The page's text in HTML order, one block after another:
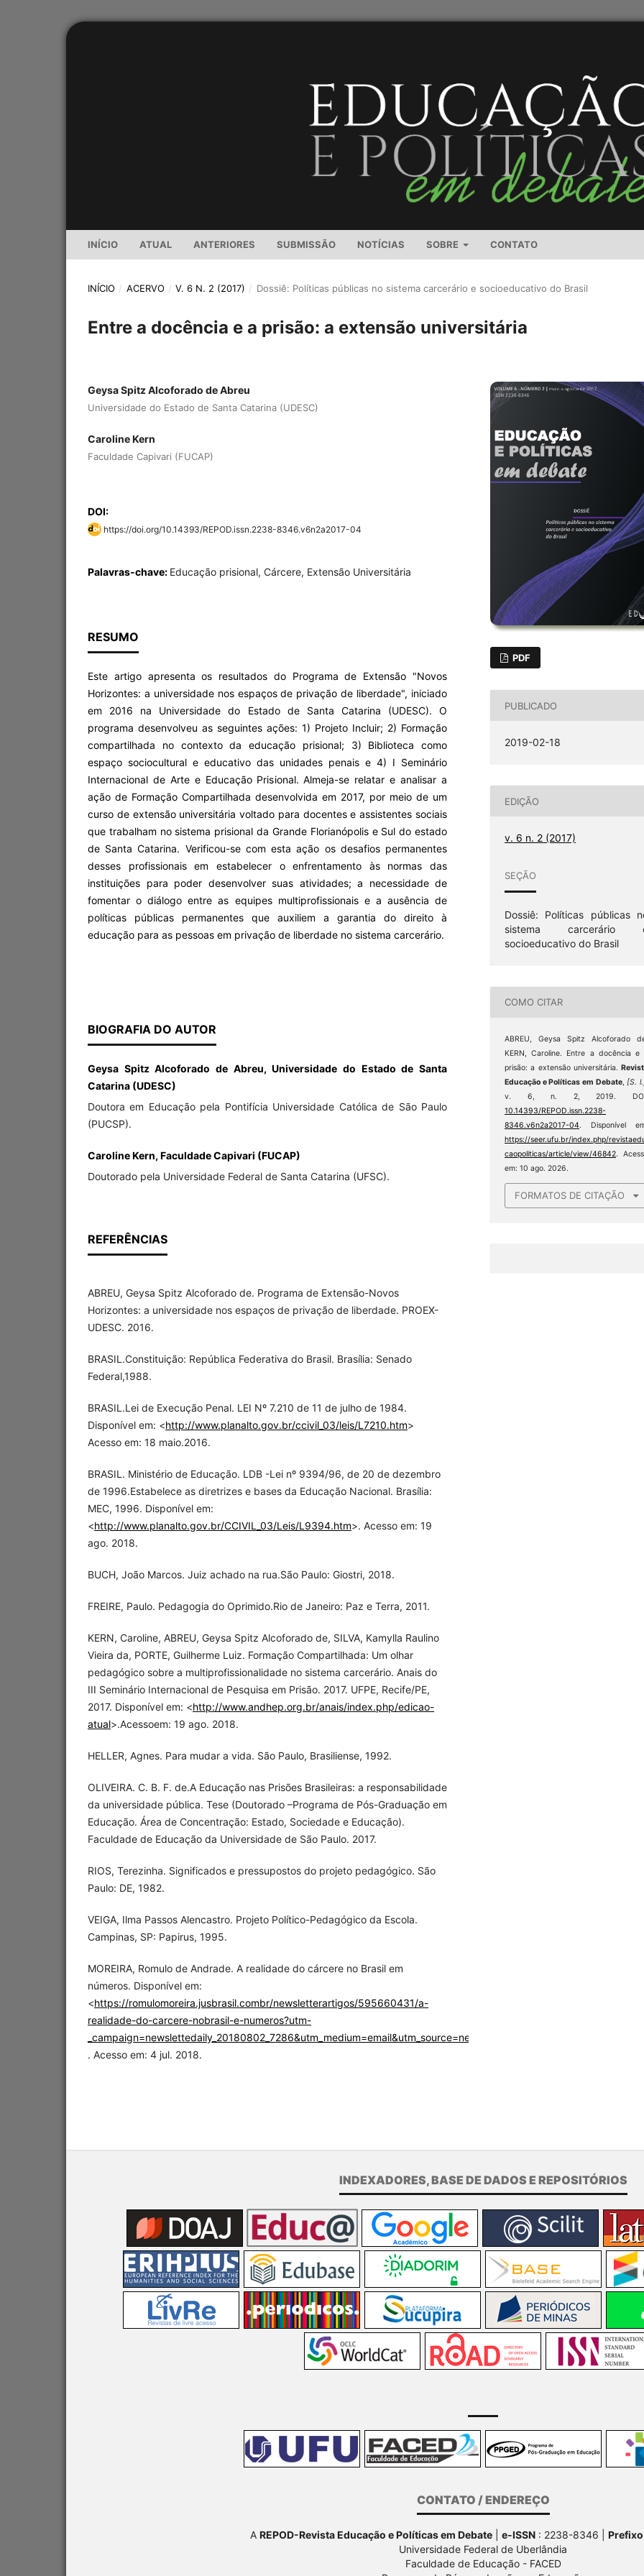
INÍCIO ATUAL ANTERIORES SUBMISSÃO NOTÍCIAS SOBRE CONTATO
INÍCIO / ACERVO / V. 6 N. 2 (2017) / Dossiê: Políticas públicas no sistema carcerário e socioeducativo do Brasil
Entre a docência e a prisão: a extensão universitária
Geysa Spitz Alcoforado de Abreu
Universidade do Estado de Santa Catarina (UDESC)
Caroline Kern
Faculdade Capivari (FUCAP)
DOI:
https://doi.org/10.14393/REPOD.issn.2238-8346.v6n2a2017-04
Palavras-chave: Educação prisional, Cárcere, Extensão Universitária
RESUMO
Este artigo apresenta os resultados do Programa de Extensão "Novos
Horizontes: a universidade nos espaços de privação de liberdade", iniciado
em 2016 na Universidade do Estado de Santa Catarina (UDESC). O
programa desenvolveu as seguintes ações: 1) Projeto Incluir; 2) Formação
compartilhada no contexto da educação prisional; 3) Biblioteca como
espaço sociocultural e educativo das unidades penais e 4) I Seminário
Internacional de Arte e Educação Prisional. Almeja-se relatar e analisar a
ação de Formação Compartilhada desenvolvida em 2017, por meio de um
curso de extensão universitária voltado para docentes e assistentes sociais
que trabalham no sistema prisional da Grande Florianópolis e Sul do estado
de Santa Catarina. Verificou-se com esta ação os desafios permanentes
desses profissionais em estabelecer o enfrentamento às normas das
instituições para poder desenvolver suas atividades; a necessidade de
fomentar o diálogo entre as equipes multiprofissionais e a ausência de
políticas públicas permanentes que auxiliem a garantia do direito à
educação para as pessoas em privação de liberdade no sistema carcerário.
BIOGRAFIA DO AUTOR
Geysa Spitz Alcoforado de Abreu, Universidade do Estado de Santa
Catarina (UDESC)
Doutora em Educação pela Pontifícia Universidade Católica de São Paulo
(PUCSP).
Caroline Kern, Faculdade Capivari (FUCAP)
Doutorado pela Universidade Federal de Santa Catarina (UFSC).
REFERÊNCIAS
ABREU, Geysa Spitz Alcoforado de. Programa de Extensão-Novos
Horizontes: a universidade nos espaços de privação de liberdade. PROEX-
UDESC. 2016.
BRASIL.Constituição: República Federativa do Brasil. Brasília: Senado
Federal,1988.
BRASIL.Lei de Execução Penal. LEI Nº 7.210 de 11 de julho de 1984.
Disponível em: <http://www.planalto.gov.br/ccivil_03/leis/L7210.htm>
Acesso em: 18 maio.2016.
BRASIL. Ministério de Educação. LDB -Lei nº 9394/96, de 20 de dezembro
de 1996.Estabelece as diretrizes e bases da Educação Nacional. Brasília:
MEC, 1996. Disponível em:
<http://www.planalto.gov.br/CCIVIL_03/Leis/L9394.htm>. Acesso em: 19
ago. 2018.
BUCH, João Marcos. Juiz achado na rua.São Paulo: Giostri, 2018.
FREIRE, Paulo. Pedagogia do Oprimido.Rio de Janeiro: Paz e Terra, 2011.
KERN, Caroline, ABREU, Geysa Spitz Alcoforado de, SILVA, Kamylla Raulino
Vieira da, PORTE, Guilherme Luiz. Formação Compartilhada: Um olhar
pedagógico sobre a multiprofissionalidade no sistema carcerário. Anais do
III Seminário Internacional de Pesquisa em Prisão. 2017. UFPE, Recife/PE,
2017. Disponível em: <http://www.andhep.org.br/anais/index.php/edicao-
atual>.Acessoem: 19 ago. 2018.
HELLER, Agnes. Para mudar a vida. São Paulo, Brasiliense, 1992.
OLIVEIRA. C. B. F. de.A Educação nas Prisões Brasileiras: a responsabilidade
da universidade pública. Tese (Doutorado –Programa de Pós-Graduação em
Educação. Área de Concentração: Estado, Sociedade e Educação).
Faculdade de Educação da Universidade de São Paulo. 2017.
RIOS, Terezinha. Significados e pressupostos do projeto pedagógico. São
Paulo: DE, 1982.
VEIGA, Ilma Passos Alencastro. Projeto Político-Pedagógico da Escola.
Campinas, SP: Papirus, 1995.
MOREIRA, Romulo de Andrade. A realidade do cárcere no Brasil em
números. Disponível em:
<https://romulomoreira.jusbrasil.combr/newsletterartigos/595660431/a-
realidade-do-carcere-nobrasil-e-numeros?utm-
_campaign=newslettedaily_20180802_7286&utm_medium=email&utm_source=newsletter
. Acesso em: 4 jul. 2018.
PDF
PUBLICADO
2019-02-18
EDIÇÃO
v. 6 n. 2 (2017)
SEÇÃO
Dossiê: Políticas públicas
sistema carcerário
socioeducativo do Brasil
COMO CITAR
ABREU, Geysa Spitz Alcoforado
KERN, Caroline. Entre a docência e
prisão: a extensão universitária.
Educação e Políticas em Debate, [S.
v. 6, n. 2, 2019.
10.14393/REPOD.issn.2238-
8346.v6n2a2017-04. Disponível
https://seer.ufu.br/index.php/
caopoliticas/article/view/46842.
em: 10 ago. 2026.
FORMATOS DE CITAÇÃO
INDEXADORES, BASE DE DADOS E REPOSITÓRIOS
CONTATO / ENDEREÇO
A REPOD-Revista Educação e Políticas em Debate| e-ISSN: 2238-8346 | Prefixo
Universidade Federal de Uberlândia
Faculdade de Educação - FACED